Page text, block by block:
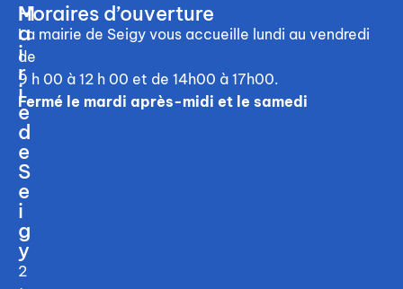
M
a
i
r
i
e
d
e
S
e
i
g
y
2
Horaires d’ouverture
La mairie de Seigy vous accueille lundi au vendredi
de
9 h 00 à 12 h 00 et de 14h00 à 17h00.
Fermé le mardi après-midi et le samedi